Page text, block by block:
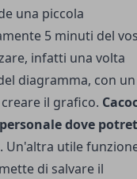
una piccola
5 minuti del
infatti una volta
diagramma, con un
il grafico.
dove
. Un'altra utile
di salvare il